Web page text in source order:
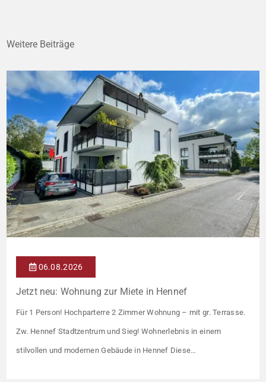
Weitere Beiträge
06.08.2026
Jetzt neu: Wohnung zur Miete in Hennef
Für 1 Person! Hochparterre 2 Zimmer Wohnung – mit gr. Terrasse.
Zw. Hennef Stadtzentrum und Sieg! Wohnerlebnis in einem
stilvollen und modernen Gebäude in Hennef Diese